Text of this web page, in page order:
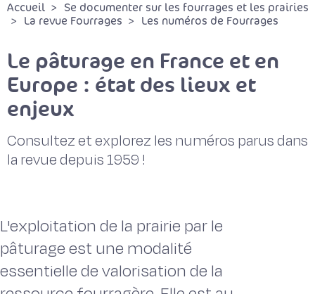
Accueil
Se documenter sur les fourrages et les prairies
La revue Fourrages
Les numéros de Fourrages
Le pâturage en France et en
Europe : état des lieux et
enjeux
Consultez et explorez les numéros parus dans
la revue depuis 1959 !
L'exploitation de la prairie par le
pâturage est une modalité
essentielle de valorisation de la